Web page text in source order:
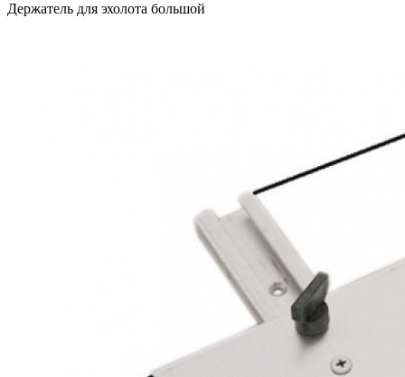
Держатель для эхолота большой